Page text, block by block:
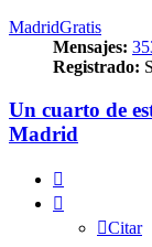
MadridGratis
Mensajes:
Registrado:
Un cuarto de
Madrid
Citar